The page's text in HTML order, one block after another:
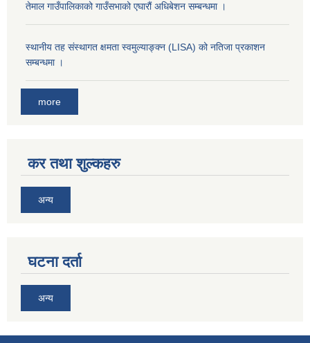
तेमाल गाउँपालिकाको गाउँसभाको एघारौं अधिबेशन सम्बन्धमा ।
स्थानीय तह संस्थागत क्षमता स्वमुल्याङ्क्न (LISA) को नतिजा प्रकाशन
सम्बन्धमा ।
more
कर तथा शुल्कहरु
अन्य
घटना दर्ता
अन्य